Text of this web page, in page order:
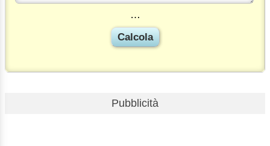
…
Pubblicità